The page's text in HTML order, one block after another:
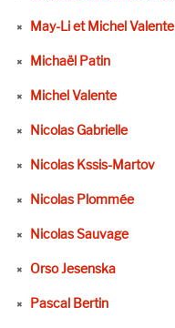
May-Li et Michel Valente
Michaël Patin
Michel Valente
Nicolas Gabrielle
Nicolas Kssis-Martov
Nicolas Plommée
Nicolas Sauvage
Orso Jesenska
Pascal Bertin